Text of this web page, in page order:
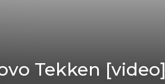
Tekken [video]